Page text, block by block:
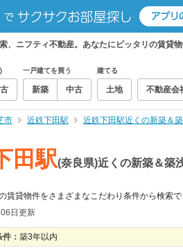
ニフティ不動産。あなたにピッタリの賃貸物
一戸建てを買う
新築 中古
建てる
土地 不動産会
市 近鉄下田駅 近鉄下田駅近くの新築＆
田駅(奈良県)近くの新築＆築
賃貸物件をさまざまなこだわり条件から検索で
日更新
： 築3年以内